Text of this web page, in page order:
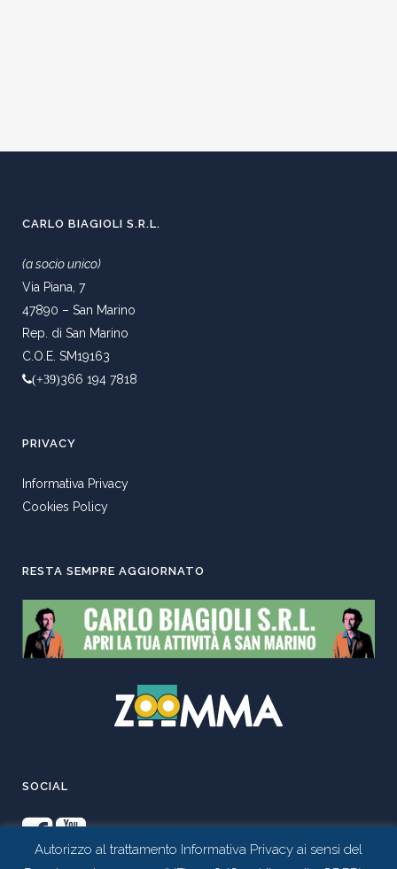
CARLO BIAGIOLI S.R.L.
(a socio unico)
Via Piana, 7
47890 – San Marino
Rep. di San Marino
C.O.E. SM19163
(+39)366 194 7818
PRIVACY
Informativa Privacy
Cookies Policy
RESTA SEMPRE AGGIORNATO
SOCIAL
Autorizzo al trattamento Informativa Privacy ai sensi del